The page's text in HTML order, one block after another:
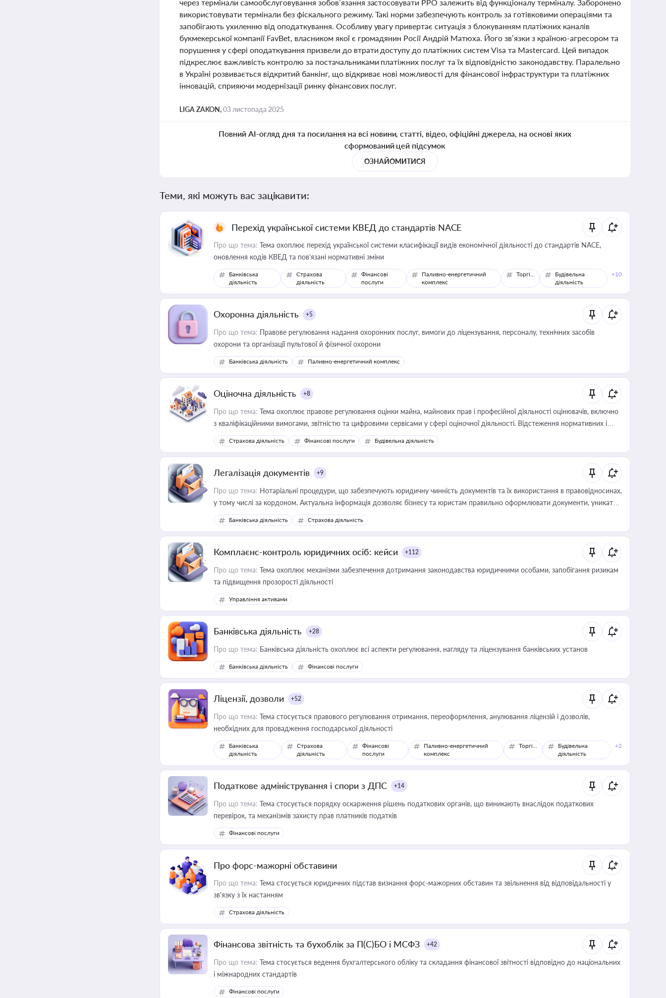
через термінали самообслуговування зобов’язання застосовувати РРО залежить від функціоналу терміналу. Заборонено
використовувати термінали без фіскального режиму. Такі норми забезпечують контроль за готівковими операціями та
запобігають ухиленню від оподаткування. Особливу увагу привертає ситуація з блокуванням платіжних каналів
букмекерської компанії FavBet, власником якої є громадянин Росії Андрій Матюха. Його зв’язки з країною-агресором та
порушення у сфері оподаткування призвели до втрати доступу до платіжних систем Visa та Mastercard. Цей випадок
підкреслює важливість контролю за постачальниками платіжних послуг та їх відповідністю законодавству. Паралельно
в Україні розвивається відкритий банкінг, що відкриває нові можливості для фінансової інфраструктури та платіжних
інновацій, сприяючи модернізації ринку фінансових послуг.
LIGA ZAKON,03 листопада 2025
Повний AI-огляд дня та посилання на всі новини, статті, відео, офіційні джерела, на основі яких
сформований цей підсумок
ОЗНАЙОМИТИСЯ
Теми, які можуть вас зацікавити:
Перехід української системи КВЕД до стандартів NACE
Про що тема: Тема охоплює перехід української системи класифікації видів економічної діяльності до стандартів NACE,
оновлення кодів КВЕД та пов'язані нормативні зміни
Банківська
діяльність
Страхова
діяльність
Фінансові
послуги
Паливно-енергетичний
комплекс
Торгівля
Будівельна
діяльність
+10
Охоронна діяльність +5
Про що тема: Правове регулювання надання охоронних послуг, вимоги до ліцензування, персоналу, технічних засобів
охорони та організації пультової й фізичної охорони
Банківська діяльність Паливно-енергетичний комплекс
Оціночна діяльність +8
Про що тема: Тема охоплює правове регулювання оцінки майна, майнових прав і професійної діяльності оцінювачів, включно
з кваліфікаційними вимогами, звітністю та цифровими сервісами у сфері оціночної діяльності. Відстеження нормативних і
медійних змін у цій сфері корисне для власника бізнесу, керівника, юриста або бухгалтера під час оподаткування,
приватизації, оренди державного майна, корпоративних угод і перевірки статусу суб'єктів оціночної діяльності
Страхова діяльність Фінансові послуги Будівельна діяльність
Легалізація документів +9
Про що тема: Нотаріальні процедури, що забезпечують юридичну чинність документів та їх використання в правовідносинах,
у тому числі за кордоном. Актуальна інформація дозволяє бізнесу та юристам правильно оформлювати документи, уникати
ризиків недійсності та забезпечувати їх належне прийняття органами влади та контрагентами
Банківська діяльність Страхова діяльність
Комплаєнс-контроль юридичних осіб: кейси +112
Про що тема: Тема охоплює механізми забезпечення дотримання законодавства юридичними особами, запобігання ризикам
та підвищення прозорості діяльності
Управління активами
Банківська діяльність +28
Про що тема: Банківська діяльність охоплює всі аспекти регулювання, нагляду та ліцензування банківських установ
Банківська діяльність Фінансові послуги
Ліцензії, дозволи +52
Про що тема: Тема стосується правового регулювання отримання, переоформлення, анулювання ліцензій і дозволів,
необхідних для провадження господарської діяльності
Банківська
діяльність
Страхова
діяльність
Фінансові
послуги
Паливно-енергетичний
комплекс
Торгівля
Будівельна
діяльність
+2
Податкове адміністрування і спори з ДПС +14
Про що тема: Тема стосується порядку оскарження рішень податкових органів, що виникають внаслідок податкових
перевірок, та механізмів захисту прав платників податків
Фінансові послуги
Про форс-мажорні обставини
Про що тема: Тема стосується юридичних підстав визнання форс-мажорних обставин та звільнення від відповідальності у
зв'язку з їх настанням
Страхова діяльність
Фінансова звітність та бухоблік за П(С)БО і МСФЗ +42
Про що тема: Тема стосується ведення бухгалтерського обліку та складання фінансової звітності відповідно до національних
і міжнародних стандартів
Фінансові послуги